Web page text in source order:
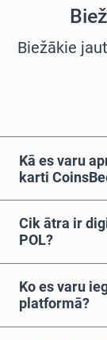
Biežākie
Kā es varu
karti
Cik ātra ir
POL?
Ko es varu
platformā?